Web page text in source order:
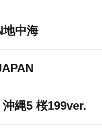
地中海
縄5 桜199ver.